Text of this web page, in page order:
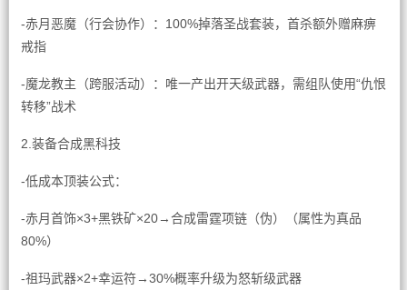
-赤月恶魔（行会协作）：100%掉落圣战套装，首杀额外赠麻痹
戒指
-魔龙教主（跨服活动）：唯一产出开天级武器，需组队使用“仇恨
转移”战术
2.装备合成黑科技
-低成本顶装公式：
-赤月首饰×3+黑铁矿×20→合成雷霆项链（伪）（属性为真品
80%）
-祖玛武器×2+幸运符→30%概率升级为怒斩级武器